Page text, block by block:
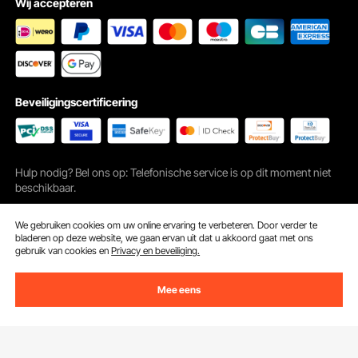
Wij accepteren
Beveiligingscertificering
Hulp nodig? Bel ons op: Telefonische service is op dit moment niet
beschikbaar.
Cookievoorkeuren
We gebruiken cookies om uw online ervaring te verbeteren. Door verder te
bladeren op deze website, we gaan ervan uit dat u akkoord gaat met ons
gebruik van cookies enPrivacy en beveiliging.
Mee eens